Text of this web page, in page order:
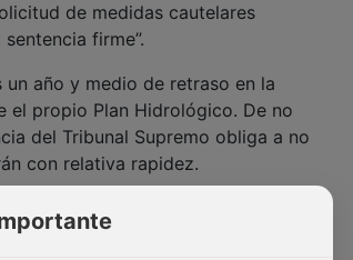
de medidas cautelares
firme”.
año y medio de retraso en la
el propio Plan Hidrológico. De no
del Tribunal Supremo obliga a no
con relativa rapidez.